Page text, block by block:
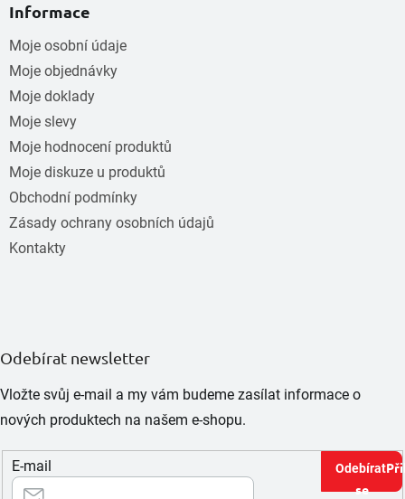
Informace
Moje osobní údaje
Moje objednávky
Moje doklady
Moje slevy
Moje hodnocení produktů
Moje diskuze u produktů
Obchodní podmínky
Zásady ochrany osobních údajů
Kontakty
Odebírat newsletter
Vložte svůj e-mail a my vám budeme zasílat informace o
nových produktech na našem e-shopu.
E-mail
se